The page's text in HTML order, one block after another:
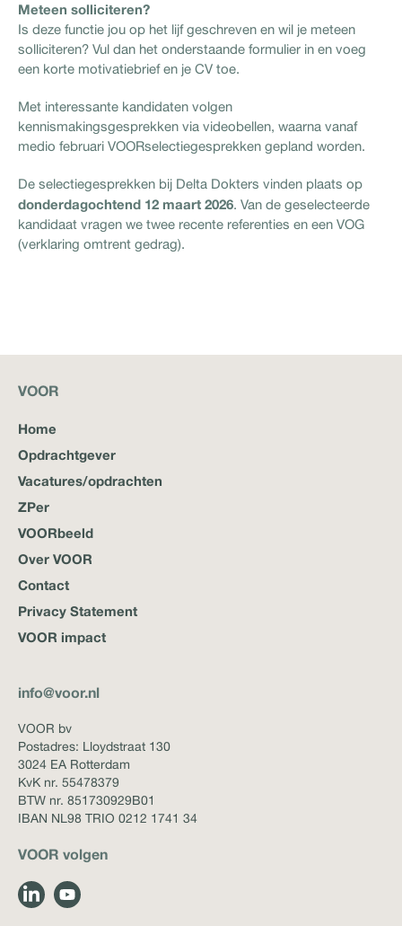
Meteen solliciteren?
Is deze functie jou op het lijf geschreven en wil je meteen
solliciteren? Vul dan het onderstaande formulier in en voeg
een korte motivatiebrief en je CV toe.
Met interessante kandidaten volgen
kennismakingsgesprekken via videobellen, waarna vanaf
medio februari VOORselectiegesprekken gepland worden.
De selectiegesprekken bij Delta Dokters vinden plaats op
donderdagochtend 12 maart 2026. Van de geselecteerde
kandidaat vragen we twee recente referenties en een VOG
(verklaring omtrent gedrag).
VOOR
Home
Opdrachtgever
Vacatures/opdrachten
ZPer
VOORbeeld
Over VOOR
Contact
Privacy Statement
VOOR impact
info@voor.nl
VOOR bv
Postadres: Lloydstraat 130
3024 EA Rotterdam
KvK nr. 55478379
BTW nr. 851730929B01
IBAN NL98 TRIO 0212 1741 34
VOOR volgen